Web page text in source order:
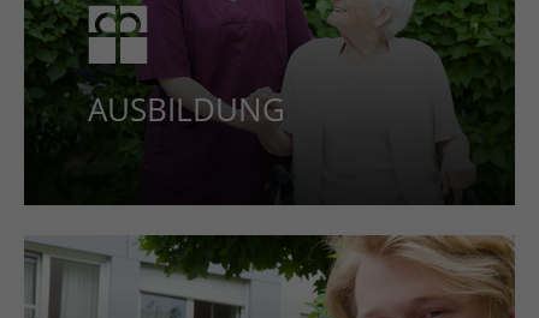
AUSBILDUNG